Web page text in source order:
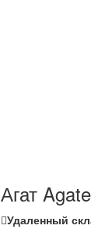
Агат
Удаленный